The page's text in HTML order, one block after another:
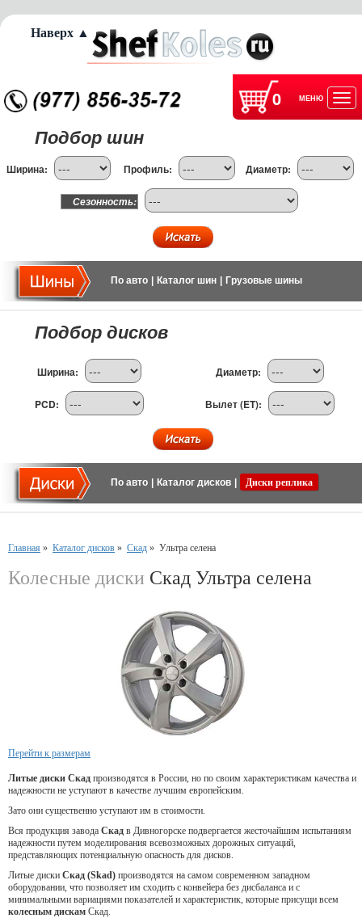
0 МЕНЮ
Подбор шин
Ширина: Профиль: Диаметр:
Сезонность:
По авто Каталог шин Грузовые шины
Подбор дисков
Ширина: Диаметр:
PCD: Вылет (ET):
По авто Каталог дисков Диски реплика
Главная » Каталог дисков » Скад » Ультра селена
Колесные диски Скад Ультра селена
Перейти к размерам
Литые диски Скад производятся в России, но по своим характеристикам качества и
надежности не уступают в качестве лучшим европейским.
Зато они существенно уступают им в стоимости.
Вся продукция завода Скад в Дивногорске подвергается жесточайшим испытаниям
надежности путем моделирования всевозможных дорожных ситуаций,
представляющих потенциальную опасность для дисков.
Литые диски Скад (Skad) производятся на самом современном западном
оборудовании, что позволяет им сходить с конвейера без дисбаланса и с
минимальными вариациями показателей и характеристик, которые присущи всем
колесным дискам Скад.
Наверх ▲